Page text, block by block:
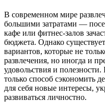
В современном мире развлечения часто ассоциируются с
большими затратами —
кафе или фитнес-залов
бюджета. Однако
вариантов, которые не
развлечения, но иногда и
удовольствия и
только способ сэкономить
для себя новые интересы,
развиваться личностно.